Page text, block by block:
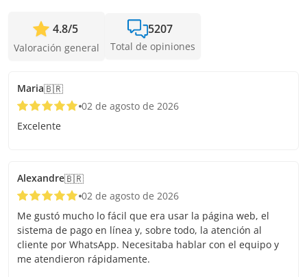
4.8/5
Valoración general
5207
Total de opiniones
Maria🇧🇷
02 de agosto de 2026
Excelente
Alexandre🇧🇷
02 de agosto de 2026
Me gustó mucho lo fácil que era usar la página web, el
sistema de pago en línea y, sobre todo, la atención al
cliente por WhatsApp. Necesitaba hablar con el equipo y
me atendieron rápidamente.